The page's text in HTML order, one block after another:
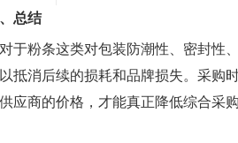
总结
于粉条这类对包装防潮性、密封性
抵消后续的损耗和品牌损失。采购
应商的价格，才能真正降低综合采购